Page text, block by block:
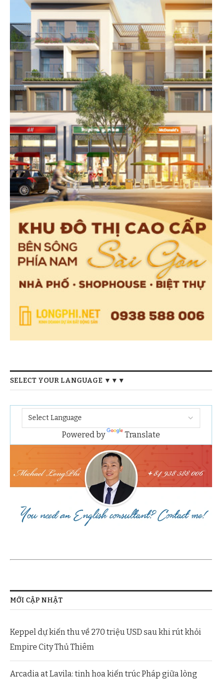
SELECT YOUR LANGUAGE ▼▼▼
Powered by Translate
MỚI CẬP NHẬT
Keppel dự kiến thu về 270 triệu USD sau khi rút khỏi
Empire City Thủ Thiêm
Arcadia at Lavila: tinh hoa kiến trúc Pháp giữa lòng